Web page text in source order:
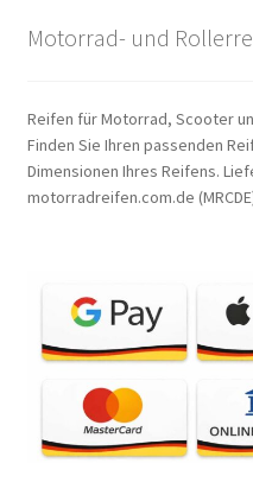
Motorrad- und
Reifen für Motorrad, Scooter
Finden Sie Ihren passenden
Dimensionen Ihres Reifens.
motorradreifen.com.de